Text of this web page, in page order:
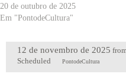
20 de outubro de 2025
Em "PontodeCultura"
12 de novembro de 2025 from
Scheduled PontodeCultura